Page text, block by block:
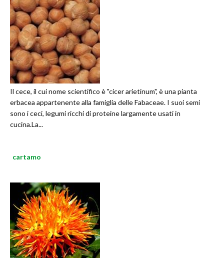
Il cece, il cui nome scientifico è "cicer arietinum", è una pianta
erbacea appartenente alla famiglia delle Fabaceae. I suoi semi
sono i ceci, legumi ricchi di proteine largamente usati in
cucina.La...
cartamo